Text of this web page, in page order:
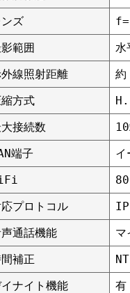
ンズ
範囲
線照射距離
約
方式
接続数
端子
プロトコル
通話機能
マ
補正
ナイト機能
有